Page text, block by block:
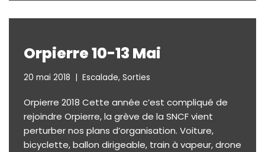
Orpierre 10-13 Mai
20 mai 2018 Escalade, Sorties
Orpierre 2018 Cette année c’est compliqué de
rejoindre Orpierre, la grève de la SNCF vient
perturber nos plans d’organisation. Voiture,
bicyclette, ballon dirigeable, train à vapeur, drone